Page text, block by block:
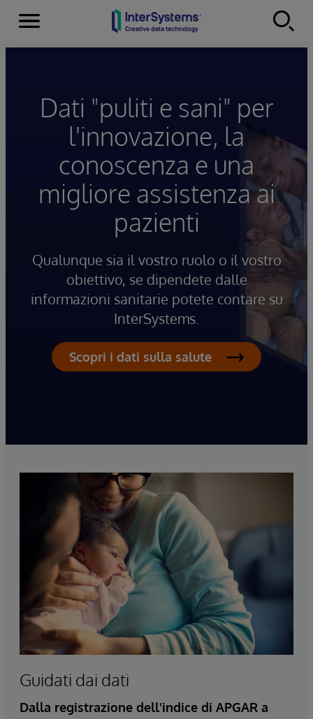
Skip to content
Menu
Dati "puliti e sani" per
l'innovazione, la
conoscenza e una
migliore assistenza ai
pazienti
Qualunque sia il vostro ruolo o il vostro
obiettivo, se dipendete dalle
informazioni sanitarie potete contare su
InterSystems.
Scopri i dati sulla salute
Guidati dai dati
Dalla registrazione dell'indice di APGAR a